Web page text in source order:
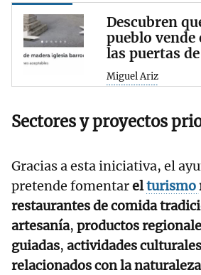
Descubren
pueblo vende
las puertas
Miguel Ariz
Sectores y proyectos
Gracias a esta iniciativa, el
pretende fomentarelturismo
restaurantes de comida
artesanía, productos
guiadas, actividades culturales
relacionados con la naturaleza